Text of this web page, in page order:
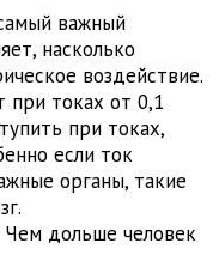
важный
насколько
воздействие.
при токах от 0,1
при токах,
если ток
органы, такие
Чем дольше человек